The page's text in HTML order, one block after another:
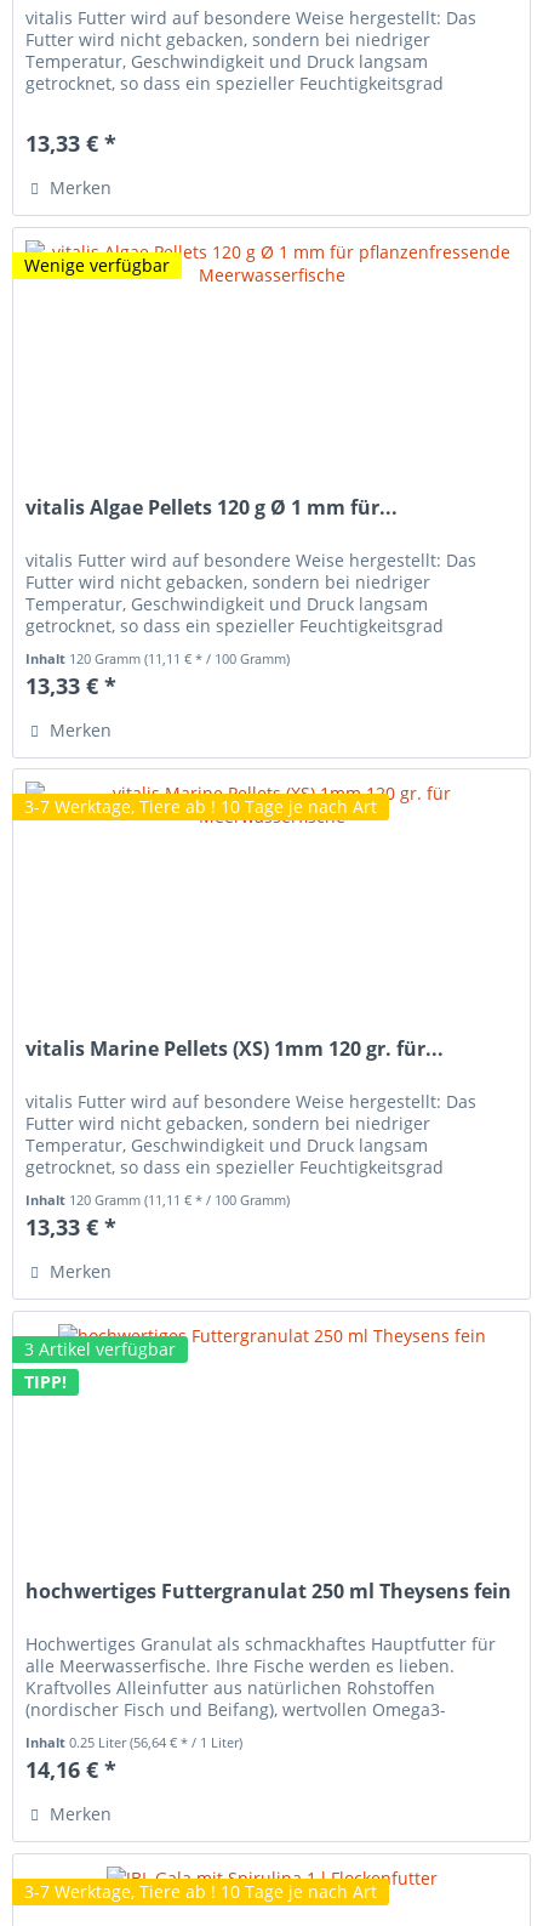
vitalis Futter wird auf besondere Weise hergestellt: Das
Futter wird nicht gebacken, sondern bei niedriger
Temperatur, Geschwindigkeit und Druck langsam
getrocknet, so dass ein spezieller Feuchtigkeitsgrad
13,33 € *
Merken
Wenige verfügbar
vitalis Algae Pellets 120 g Ø 1 mm für...
vitalis Futter wird auf besondere Weise hergestellt: Das
Futter wird nicht gebacken, sondern bei niedriger
Temperatur, Geschwindigkeit und Druck langsam
getrocknet, so dass ein spezieller Feuchtigkeitsgrad
Inhalt 120 Gramm(11,11 € * / 100 Gramm)
13,33 € *
Merken
3-7 Werktage, Tiere ab ! 10 Tage je nach Art
vitalis Marine Pellets (XS) 1mm 120 gr. für...
vitalis Futter wird auf besondere Weise hergestellt: Das
Futter wird nicht gebacken, sondern bei niedriger
Temperatur, Geschwindigkeit und Druck langsam
getrocknet, so dass ein spezieller Feuchtigkeitsgrad
Inhalt 120 Gramm(11,11 € * / 100 Gramm)
13,33 € *
Merken
3 Artikel verfügbar
TIPP!
hochwertiges Futtergranulat 250 ml Theysens fein
Hochwertiges Granulat als schmackhaftes Hauptfutter für
alle Meerwasserfische. Ihre Fische werden es lieben.
Kraftvolles Alleinfutter aus natürlichen Rohstoffen
(nordischer Fisch und Beifang), wertvollen Omega3-
Inhalt0.25 Liter(56,64 € * / 1 Liter)
14,16 € *
Merken
3-7 Werktage, Tiere ab ! 10 Tage je nach Art